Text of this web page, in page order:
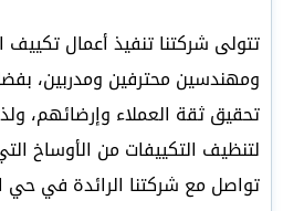
تتولى شركتنا تنفيذ أعمال تكييف
ومهندسين محترفين ومدربين،
تحقيق ثقة العملاء وإرضائهم،
لتنظيف التكييفات من الأوساخ
تواصل مع شركتنا الرائدة في حي